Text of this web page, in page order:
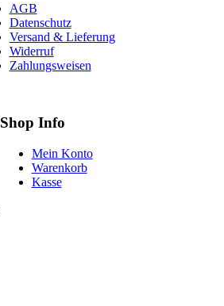
AGB
Datenschutz
Versand & Lieferung
Widerruf
Zahlungsweisen
Shop Info
Mein Konto
Warenkorb
Kasse